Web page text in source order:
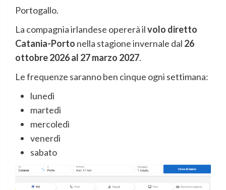
Portogallo.
La compagnia irlandese opererà ilvolo diretto
Catania-Porto nella stagione invernale dal 26
ottobre 2026 al 27 marzo 2027.
Le frequenze saranno ben cinque ogni settimana:
lunedì
martedì
mercoledì
venerdì
sabato